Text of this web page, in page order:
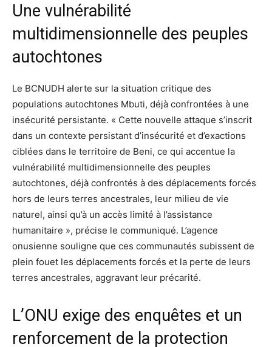
Une vulnérabilité
multidimensionnelle des peuples
autochtones
Le BCNUDH alerte sur la situation critique des
populations autochtones Mbuti, déjà confrontées à une
insécurité persistante. « Cette nouvelle attaque s’inscrit
dans un contexte persistant d’insécurité et d’exactions
ciblées dans le territoire de Beni, ce qui accentue la
vulnérabilité multidimensionnelle des peuples
autochtones, déjà confrontés à des déplacements forcés
hors de leurs terres ancestrales, leur milieu de vie
naturel, ainsi qu’à un accès limité à l’assistance
humanitaire », précise le communiqué. L’agence
onusienne souligne que ces communautés subissent de
plein fouet les déplacements forcés et la perte de leurs
terres ancestrales, aggravant leur précarité.
L’ONU exige des enquêtes et un
renforcement de la protection